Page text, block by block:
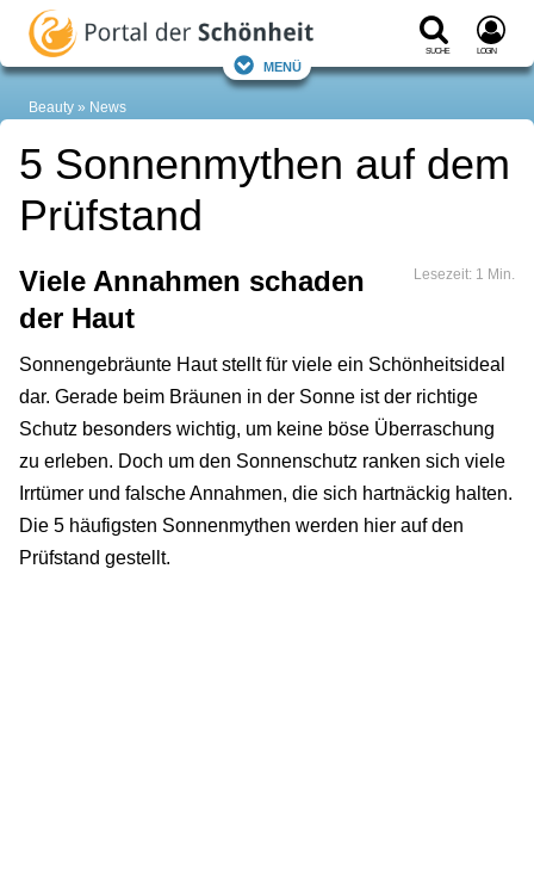
Suche Login
Menü
Beauty News
5 Sonnenmythen auf dem
Prüfstand
Lesezeit: 1 Min.
Viele Annahmen schaden
der Haut
Sonnengebräunte Haut stellt für viele ein Schönheitsideal
dar. Gerade beim Bräunen in der Sonne ist der richtige
Schutz besonders wichtig, um keine böse Überraschung
zu erleben. Doch um den Sonnenschutz ranken sich viele
Irrtümer und falsche Annahmen, die sich hartnäckig halten.
Die 5 häufigsten Sonnenmythen werden hier auf den
Prüfstand gestellt.